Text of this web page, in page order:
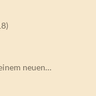
neuen…